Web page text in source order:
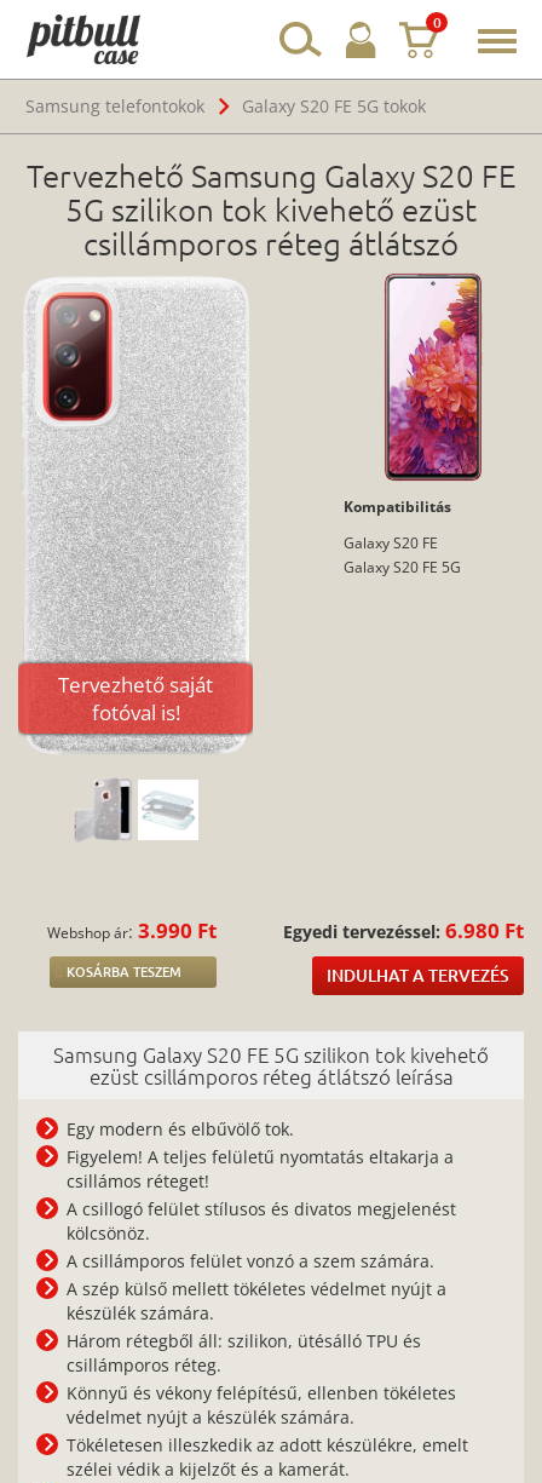
0
Samsung telefontokok
Galaxy S20 FE 5G tokok
Tervezhető Samsung Galaxy S20 FE
5G szilikon tok kivehető ezüst
csillámporos réteg átlátszó
Tervezhető saját
fotóval is!
Kompatibilitás
Galaxy S20 FE
Galaxy S20 FE 5G
Webshop ár:3.990 Ft
KOSÁRBA TESZEM
Egyedi tervezéssel: 6.980 Ft
INDULHAT A TERVEZÉS
Samsung Galaxy S20 FE 5G szilikon tok kivehető
ezüst csillámporos réteg átlátszó leírása
Egy modern és elbűvölő tok.
Figyelem! A teljes felületű nyomtatás eltakarja a
csillámos réteget!
A csillogó felület stílusos és divatos megjelenést
kölcsönöz.
A csillámporos felület vonzó a szem számára.
A szép külső mellett tökéletes védelmet nyújt a
készülék számára.
Három rétegből áll: szilikon, ütésálló TPU és
csillámporos réteg.
Könnyű és vékony felépítésű, ellenben tökéletes
védelmet nyújt a készülék számára.
Tökéletesen illeszkedik az adott készülékre, emelt
szélei védik a kijelzőt és a kamerát.